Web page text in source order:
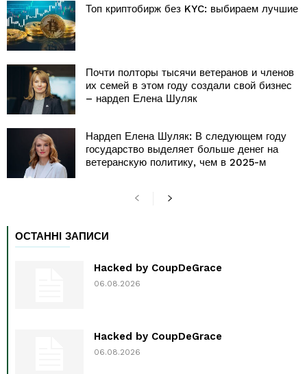
Топ криптобирж без KYC: выбираем лучшие
Почти полторы тысячи ветеранов и членов
их семей в этом году создали свой бизнес
– нардеп Елена Шуляк
Нардеп Елена Шуляк: В следующем году
государство выделяет больше денег на
ветеранскую политику, чем в 2025-м
ОСТАННІ ЗАПИСИ
Hacked by CoupDeGrace
06.08.2026
Hacked by CoupDeGrace
06.08.2026